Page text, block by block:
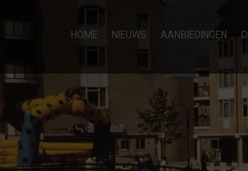
HOME NIEUWS AANBIEDINGEN